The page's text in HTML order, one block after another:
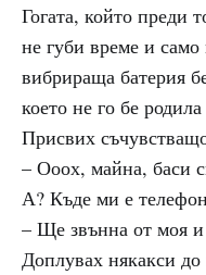
Гогата, който преди
не губи време и
вибрираща батерия
което не го бе
Присвих
– Ооох, майна, баси
А? Къде ми е
– Ще звънна от моя
Доплувах някакси